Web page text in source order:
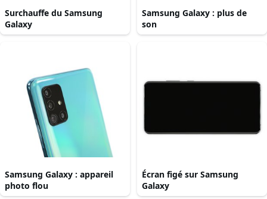
Surchauffe du Samsung
Galaxy
Samsung Galaxy : plus de
son
Samsung Galaxy : appareil
photo flou
Écran figé sur Samsung
Galaxy